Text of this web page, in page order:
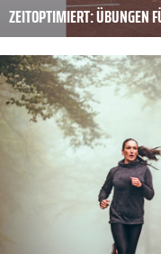
ZEITOPTIMIERT: ÜBUNGEN